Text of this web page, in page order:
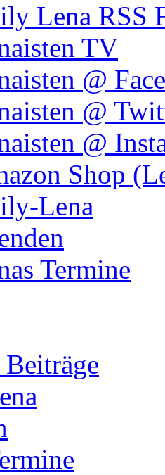
Lena RSS
TV
@
@
@
Shop
Lena
Termine